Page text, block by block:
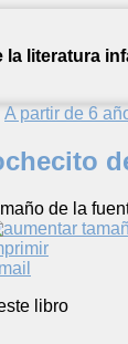
la literatura
A partir de 6
de la
libro